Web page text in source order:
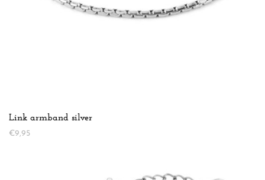
Link armband silver
€9,95